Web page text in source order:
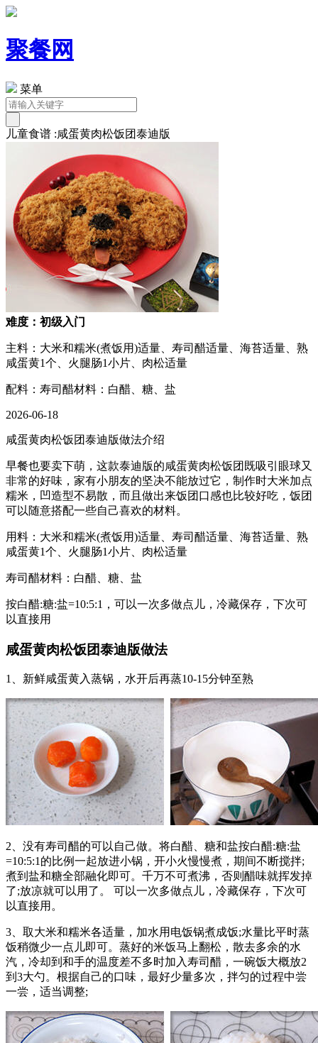
聚餐网
菜单
儿童食谱 :咸蛋黄肉松饭团泰迪版
难度：初级入门
主料：大米和糯米(煮饭用)适量、寿司醋适量、海苔适量、熟
咸蛋黄1个、火腿肠1小片、肉松适量
配料：寿司醋材料：白醋、糖、盐
2026-06-18
咸蛋黄肉松饭团泰迪版做法介绍
早餐也要卖下萌，这款泰迪版的咸蛋黄肉松饭团既吸引眼球又
非常的好味，家有小朋友的坚决不能放过它，制作时大米加点
糯米，凹造型不易散，而且做出来饭团口感也比较好吃，饭团
可以随意搭配一些自己喜欢的材料。
用料：大米和糯米(煮饭用)适量、寿司醋适量、海苔适量、熟
咸蛋黄1个、火腿肠1小片、肉松适量
寿司醋材料：白醋、糖、盐
按白醋:糖:盐=10:5:1，可以一次多做点儿，冷藏保存，下次可
以直接用
咸蛋黄肉松饭团泰迪版做法
1、新鲜咸蛋黄入蒸锅，水开后再蒸10-15分钟至熟
2、没有寿司醋的可以自己做。将白醋、糖和盐按白醋:糖:盐
=10:5:1的比例一起放进小锅，开小火慢慢煮，期间不断搅拌;
煮到盐和糖全部融化即可。千万不可煮沸，否则醋味就挥发掉
了;放凉就可以用了。 可以一次多做点儿，冷藏保存，下次可
以直接用。
3、取大米和糯米各适量，加水用电饭锅煮成饭;水量比平时蒸
饭稍微少一点儿即可。蒸好的米饭马上翻松，散去多余的水
汽，冷却到和手的温度差不多时加入寿司醋，一碗饭大概放2
到3大勺。根据自己的口味，最好少量多次，拌匀的过程中尝
一尝，适当调整;